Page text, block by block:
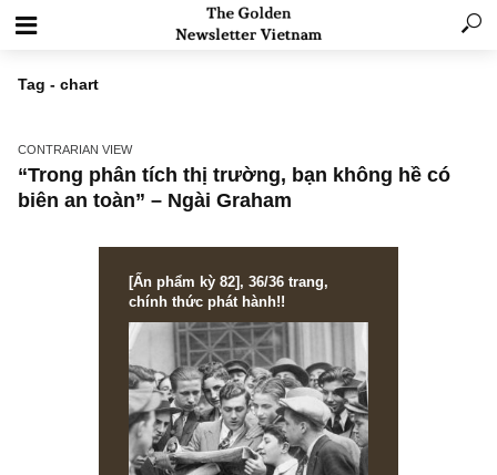
Tag - chart
CONTRARIAN VIEW
“Trong phân tích thị trường, bạn không hề
[Ấn phẩm kỳ 82], 36/36 trang,
chính thức phát hành!!